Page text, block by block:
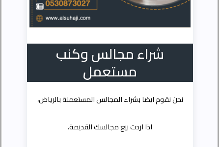
شراء مجالس وكنب
مستعمل
نحن نقوم ايضا بشراء المجالس المستعملة بالرياض،
اذا اردت بيع مجالسك القديمة،